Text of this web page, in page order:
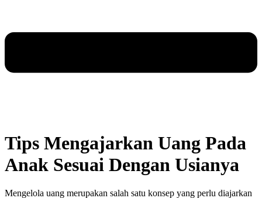
Tips Mengajarkan Uang Pada
Anak Sesuai Dengan Usianya
Mengelola uang merupakan salah satu konsep yang perlu diajarkan